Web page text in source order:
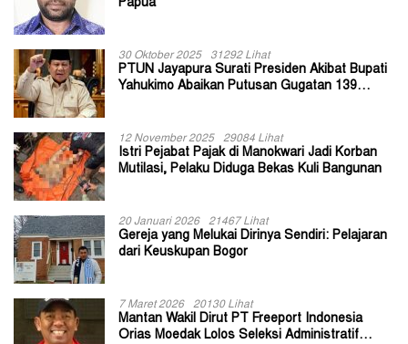
Papua
30 Oktober 2025 31292 Lihat
PTUN Jayapura Surati Presiden Akibat Bupati
Yahukimo Abaikan Putusan Gugatan 139
12 November 2025 29084 Lihat
Istri Pejabat Pajak di Manokwari Jadi Korban
Mutilasi, Pelaku Diduga Bekas Kuli Bangunan
20 Januari 2026 21467 Lihat
Gereja yang Melukai Dirinya Sendiri: Pelajaran
dari Keuskupan Bogor
7 Maret 2026 20130 Lihat
Mantan Wakil Dirut PT Freeport Indonesia
Orias Moedak Lolos Seleksi Administratif